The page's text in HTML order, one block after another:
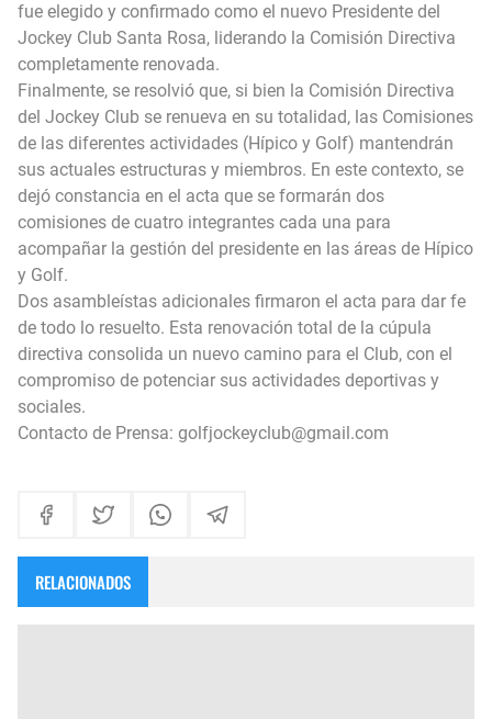
fue elegido y confirmado como el nuevo Presidente del
Jockey Club Santa Rosa, liderando la Comisión Directiva
completamente renovada.
Finalmente, se resolvió que, si bien la Comisión Directiva
del Jockey Club se renueva en su totalidad, las Comisiones
de las diferentes actividades (Hípico y Golf) mantendrán
sus actuales estructuras y miembros. En este contexto, se
dejó constancia en el acta que se formarán dos
comisiones de cuatro integrantes cada una para
acompañar la gestión del presidente en las áreas de Hípico
y Golf.
Dos asambleístas adicionales firmaron el acta para dar fe
de todo lo resuelto. Esta renovación total de la cúpula
directiva consolida un nuevo camino para el Club, con el
compromiso de potenciar sus actividades deportivas y
sociales.
Contacto de Prensa: golfjockeyclub@gmail.com
RELACIONADOS